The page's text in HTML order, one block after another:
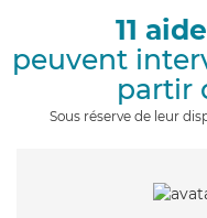
11
peuvent
partir
Sous réserve de leur